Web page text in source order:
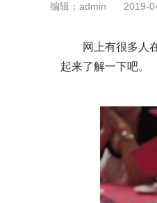
编辑：admin 2019-
网上有很多人
起来了解一下吧。